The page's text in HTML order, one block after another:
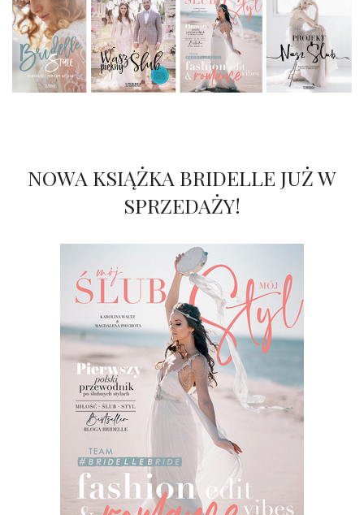
NOWA KSIĄŻKA BRIDELLE JUŻ W
SPRZEDAŻY!